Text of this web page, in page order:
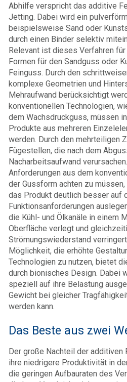
Abhilfe verspricht das additive
Jetting. Dabei wird ein
beispielsweise Sand oder
durch einen Binder selektiv
Relevant ist dieses Verfahren
Formen für den Sandguss oder
Feinguss. Durch den
komplexe Geometrien und
Mehraufwand berücksichtigt
konventionellen Technologien,
dem Wachsdruckguss, müssen
Produkte aus mehreren
werden. Durch den mehrteiligen
Fügestellen, die nach dem
Nacharbeitsaufwand
Anforderungen aus dem
der Gussform achten zu
das Produkt deutlich besser auf
Funktionsanforderungen
die Kühl- und Ölkanäle in einem
Oberfläche verlegt und
Strömungswiederstand
Möglichkeit, die erhöhte
Technologien zu nutzen, bietet
durch bionisches Design. Dabei
speziell auf ihre Belastung
Gewicht bei gleicher
werden kann.
Das Beste aus zwei
Der große Nachteil der
ihre niedrigere Produktivität in
die geringen Aufbauraten des